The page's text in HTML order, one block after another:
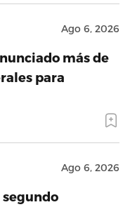
Ago 6, 2026
más de
para
Ago 6, 2026